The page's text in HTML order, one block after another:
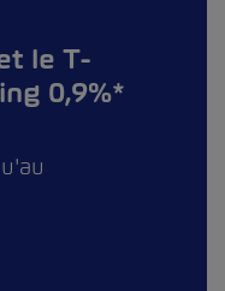
le T-
0,9%*